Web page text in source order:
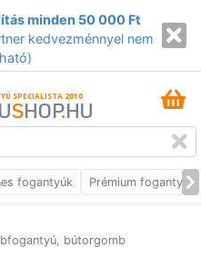
minden 50 000 Ft
kedvezménnyel nem
SPECIALISTA 2010
SHOP.HU
fogantyúk Prémium fogantyúk
bútorgomb